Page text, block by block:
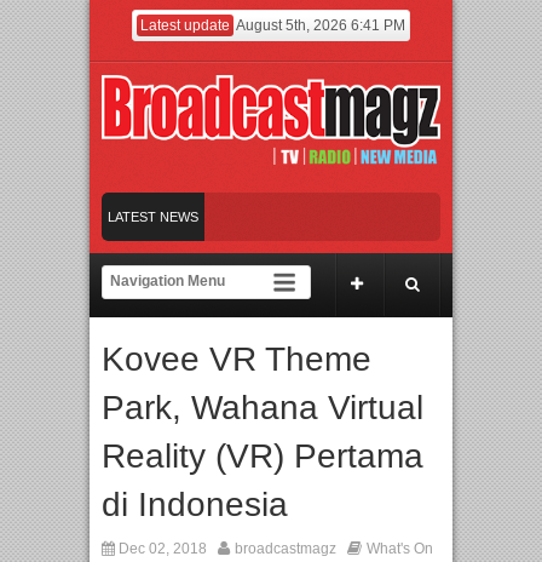
Latest update August 5th, 2026 6:41 PM
LATEST NEWS
Kovee VR Theme
Park, Wahana Virtual
Reality (VR) Pertama
di Indonesia
Dec 02, 2018 broadcastmagz What's On